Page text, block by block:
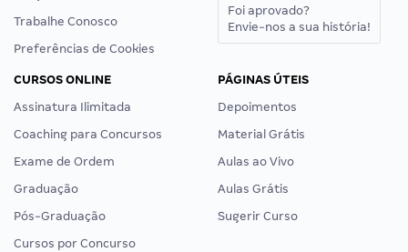
Trabalhe Conosco
Preferências de Cookies
Foi aprovado?
Envie-nos a sua história!
CURSOS ONLINE
Assinatura Ilimitada
Coaching para Concursos
Exame de Ordem
Graduação
Pós-Graduação
Cursos por Concurso
PÁGINAS ÚTEIS
Depoimentos
Material Grátis
Aulas ao Vivo
Aulas Grátis
Sugerir Curso